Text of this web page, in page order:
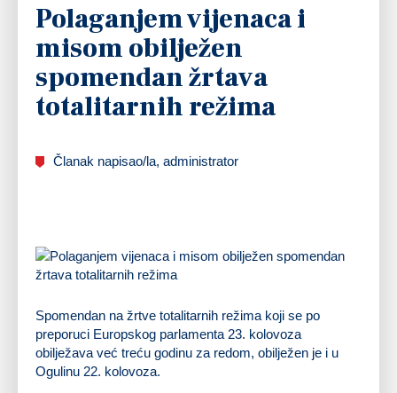
Polaganjem vijenaca i
misom obilježen
spomendan žrtava
totalitarnih režima
Članak napisao/la, administrator
Spomendan na žrtve totalitarnih režima koji se po
preporuci Europskog parlamenta 23. kolovoza
obilježava već treću godinu za redom, obilježen je i u
Ogulinu 22. kolovoza.